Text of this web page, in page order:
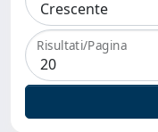
Risultati/Pagina